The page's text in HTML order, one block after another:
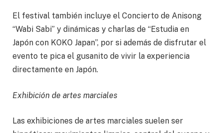
El festival también incluye el Concierto de Anisong
“Wabi Sabi” y dinámicas y charlas de “Estudia en
Japón con KOKO Japan”, por si además de disfrutar el
evento te pica el gusanito de vivir la experiencia
directamente en Japón.
Exhibición de artes marciales
Las exhibiciones de artes marciales suelen ser